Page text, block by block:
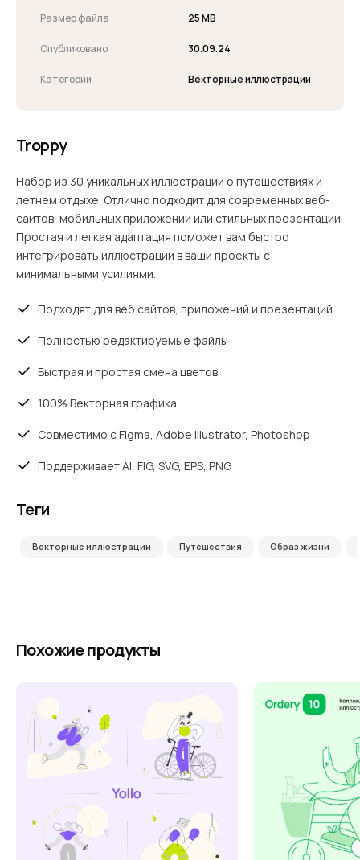
Размер файла 25 MB
Опубликовано 30.09.24
Категории Векторные иллюстрации
Troppy
Набор из 30 уникальных иллюстраций о путешествиях и
летнем отдыхе. Отлично подходит для современных веб-
сайтов, мобильных приложений или стильных презентаций.
Простая и легкая адаптация поможет вам быстро
интегрировать иллюстрации в ваши проекты с
минимальными усилиями.
Подходят для веб сайтов, приложений и презентаций
Полностью редактируемые файлы
Быстрая и простая смена цветов
100% Векторная графика
Совместимо с Figma, Adobe Illustrator, Photoshop
Поддерживает AI, FIG, SVG, EPS, PNG
Теги
Векторные иллюстрации Путешествия Образ жизни
Похожие продукты